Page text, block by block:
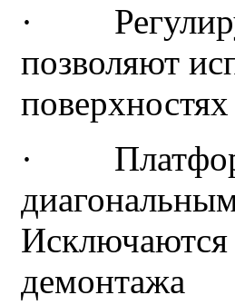
·
позволяют
поверхностях
·
Исключаются
демонтажа